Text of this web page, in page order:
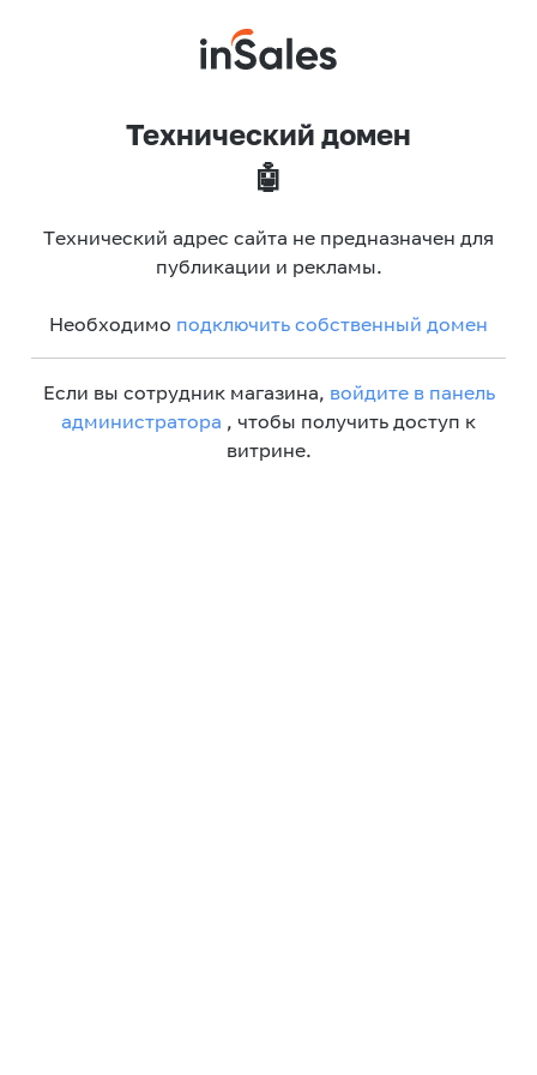
Технический домен
🤖
Технический адрес сайта не предназначен для
публикации и рекламы.
Необходимо подключить собственный домен
Если вы сотрудник магазина, войдите в панель
администратора , чтобы получить доступ к
витрине.